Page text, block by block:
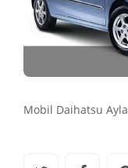
Mobil Daihatsu Ayla